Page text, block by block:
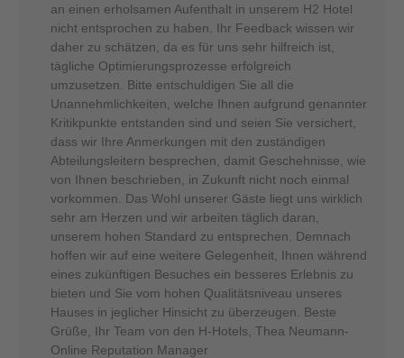
an einen erholsamen Aufenthalt in unserem H2 Hotel
nicht entsprochen zu haben. Ihr Feedback wissen wir
daher zu schätzen, da es für uns sehr hilfreich ist,
tägliche Optimierungsprozesse erfolgreich
umzusetzen. Bitte entschuldigen Sie all die
Unannehmlichkeiten, welche Ihnen aufgrund genannter
Kritikpunkte entstanden sind und seien Sie versichert,
dass wir Ihre Anmerkungen mit den zuständigen
Abteilungsleitern besprechen, damit Geschehnisse, wie
von Ihnen beschrieben, in Zukunft nicht noch einmal
vorkommen. Das Wohl unserer Gäste liegt uns wirklich
sehr am Herzen und wir arbeiten täglich daran,
unserem hohen Standard zu entsprechen. Demnach
hoffen wir auf eine weitere Gelegenheit, Ihnen während
eines zukünftigen Besuches ein besseres Erlebnis zu
bieten und Sie vom hohen Qualitätsniveau unseres
Hauses in jeglicher Hinsicht zu überzeugen. Beste
Grüße, Ihr Team von den H-Hotels, Thea Neumann-
Online Reputation Manager